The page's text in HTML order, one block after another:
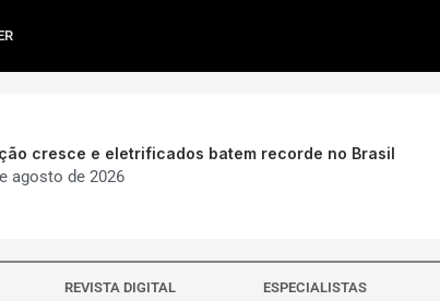
cresce e eletrificados batem recorde no Brasil
agosto de 2026
REVISTA DIGITAL ESPECIALISTAS